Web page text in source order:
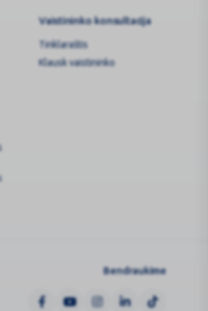
Vaistininko konsultacija
Tinklaraštis
Klausk vaistininko
Bendraukime